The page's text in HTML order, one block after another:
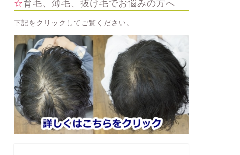
☆育毛、薄毛、抜け毛でお悩みの方へ
下記をクリックしてご覧ください。